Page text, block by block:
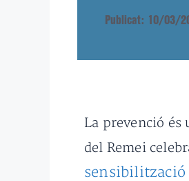
Publicat: 10/03/
La prevenció és
del Remei
sensibilització